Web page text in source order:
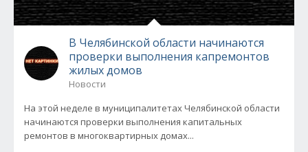
В Челябинской области начинаются
проверки выполнения капремонтов
жилых домов
Новости
На этой неделе в муниципалитетах Челябинской области
начинаются проверки выполнения капитальных
ремонтов в многоквартирных домах...